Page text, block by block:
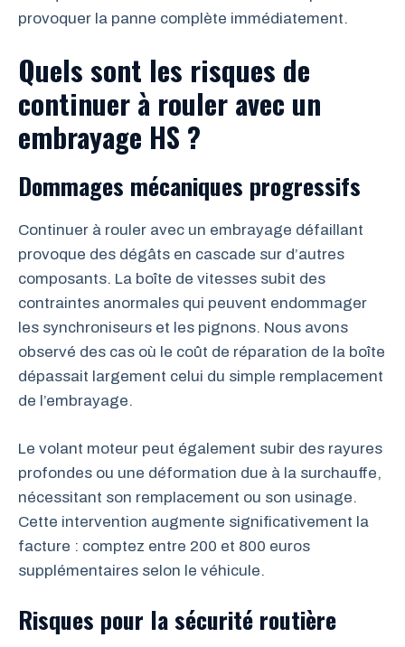
provoquer la panne complète immédiatement.
Quels sont les risques de
continuer à rouler avec un
embrayage HS ?
Dommages mécaniques progressifs
Continuer à rouler avec un embrayage défaillant
provoque des dégâts en cascade sur d’autres
composants. La boîte de vitesses subit des
contraintes anormales qui peuvent endommager
les synchroniseurs et les pignons. Nous avons
observé des cas où le coût de réparation de la boîte
dépassait largement celui du simple remplacement
de l’embrayage.
Le volant moteur peut également subir des rayures
profondes ou une déformation due à la surchauffe,
nécessitant son remplacement ou son usinage.
Cette intervention augmente significativement la
facture : comptez entre 200 et 800 euros
supplémentaires selon le véhicule.
Risques pour la sécurité routière